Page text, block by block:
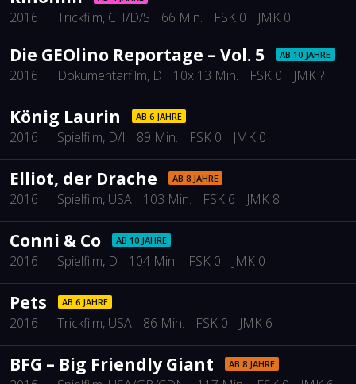
2016 Trickfilm, CH/D/S 66 Min. FSK 0 JMK 0
Die GEOlino Reportage – Vol. 5 AB 10 JAHRE
2016 Dokumentarfilm, D 10x 13 Min. FSK 0 JMK ?
König Laurin AB 6 JAHRE
2016 Spielfilm, D/I 89 Min. FSK 0 JMK 0
Elliot, der Drache AB 8 JAHRE
2016 Spielfilm, USA 103 Min. FSK 6 JMK 8
Conni & Co AB 10 JAHRE
2016 Spielfilm, D 104 Min. FSK 0 JMK 0
Pets AB 6 JAHRE
2016 Trickfilm, USA 86 Min. FSK 0 JMK 6
BFG – Big Friendly Giant AB 8 JAHRE